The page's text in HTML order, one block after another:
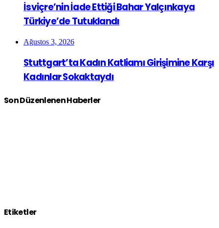
İsviçre’nin İade Ettiği Bahar Yalçınkaya
Türkiye’de Tutuklandı
Ağustos 3, 2026
Stuttgart’ta Kadın Katliamı Girişimine Karşı
Kadınlar Sokaktaydı
Son Düzenlenen Haberler
Etiketler